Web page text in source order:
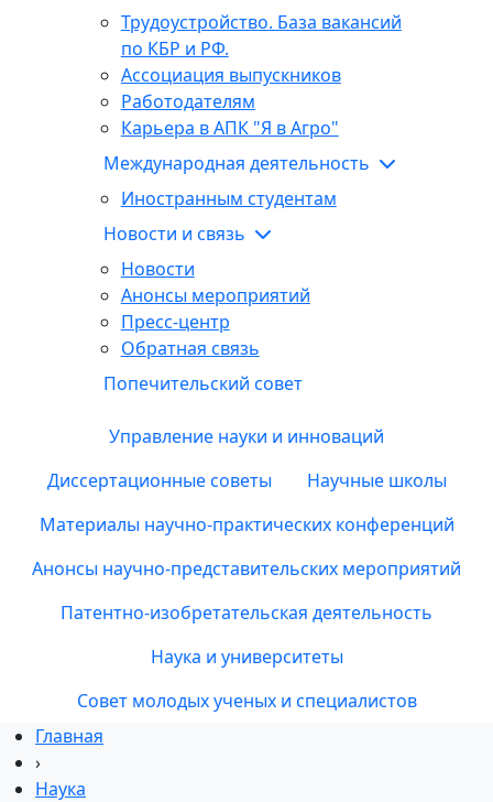
Трудоустройство. База вакансий
по КБР и РФ.
Ассоциация выпускников
Работодателям
Карьера в АПК "Я в Агро"
Международная деятельность
Иностранным студентам
Новости и связь
Новости
Анонсы мероприятий
Пресс-центр
Обратная связь
Попечительский совет
Управление науки и инноваций
Диссертационные советы
Научные школы
Материалы научно-практических конференций
Анонсы научно-представительских мероприятий
Патентно-изобретательская деятельность
Наука и университеты
Совет молодых ученых и специалистов
Главная
›
Наука